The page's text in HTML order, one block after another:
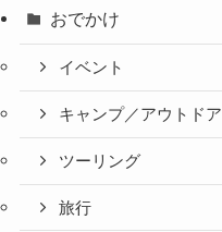
おでかけ
イベント
キャンプ／アウトドア
ツーリング
旅行